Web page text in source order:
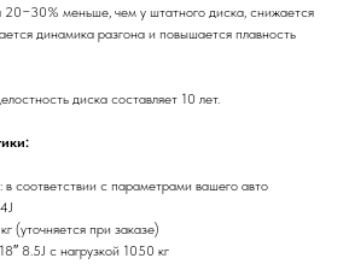
20−30% меньше, чем у штатного диска, снижается
динамика разгона и повышается плавность
диска составляет 10 лет.
соответствии с параметрами вашего авто
(уточняется при заказе)
8.5J с нагрузкой 1050 кг